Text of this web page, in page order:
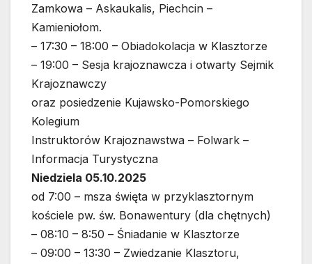
Zamkowa – Askaukalis, Piechcin –
Kamieniołom.
– 17:30 – 18:00 – Obiadokolacja w Klasztorze
– 19:00 – Sesja krajoznawcza i otwarty Sejmik
Krajoznawczy
oraz posiedzenie Kujawsko-Pomorskiego
Kolegium
Instruktorów Krajoznawstwa – Folwark –
Informacja Turystyczna
Niedziela 05.10.2025
od 7:00 – msza święta w przyklasztornym
kościele pw. św. Bonawentury (dla chętnych)
– 08:10 – 8:50 – Śniadanie w Klasztorze
– 09:00 – 13:30 – Zwiedzanie Klasztoru,